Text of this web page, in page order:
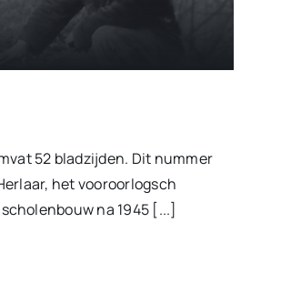
52 bladzijden. Dit nummer
het vooroorlogsch
na 1945 [...]